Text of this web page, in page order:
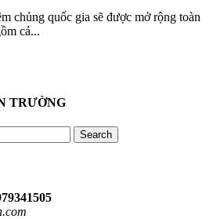
chủng quốc gia sẽ được mở rộng toàn
cả...
TRƯỜNG